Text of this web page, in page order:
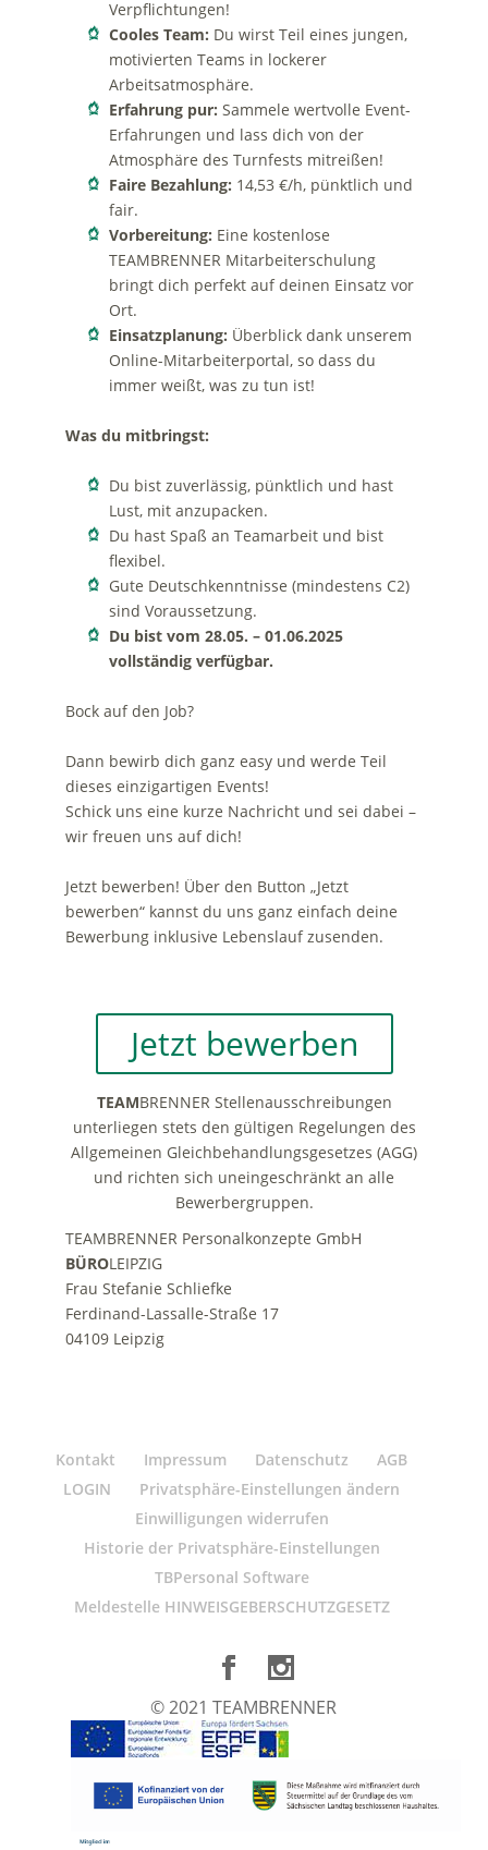
Kontakt Impressum Datenschutz
AGB
LOGIN
Privatsphäre-Einstellungen ändern
Einwilligungen widerrufen
Historie der Privatsphäre-Einstellungen
TBPersonal Software
Meldestelle HINWEISGEBERSCHUTZGESETZ
© 2021 TEAMBRENNER